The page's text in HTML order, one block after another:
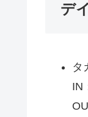
デ
タ
IN